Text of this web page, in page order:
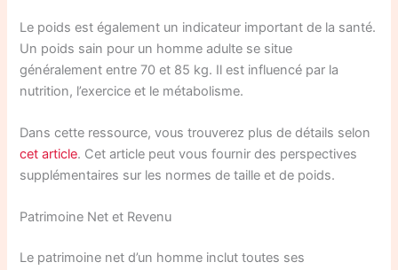
Le poids est également un indicateur important de la santé.
Un poids sain pour un homme adulte se situe
généralement entre 70 et 85 kg. Il est influencé par la
nutrition, l’exercice et le métabolisme.
Dans cette ressource, vous trouverez plus de détails selon
cet article. Cet article peut vous fournir des perspectives
supplémentaires sur les normes de taille et de poids.
Patrimoine Net et Revenu
Le patrimoine net d’un homme inclut toutes ses